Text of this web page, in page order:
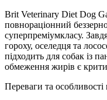
Brit Veterinary Diet Dog
повнораціонний
суперпреміумкласу.
гороху, оселедця та
підходить для собак із
обмеження жирів є
Переваги та особливості